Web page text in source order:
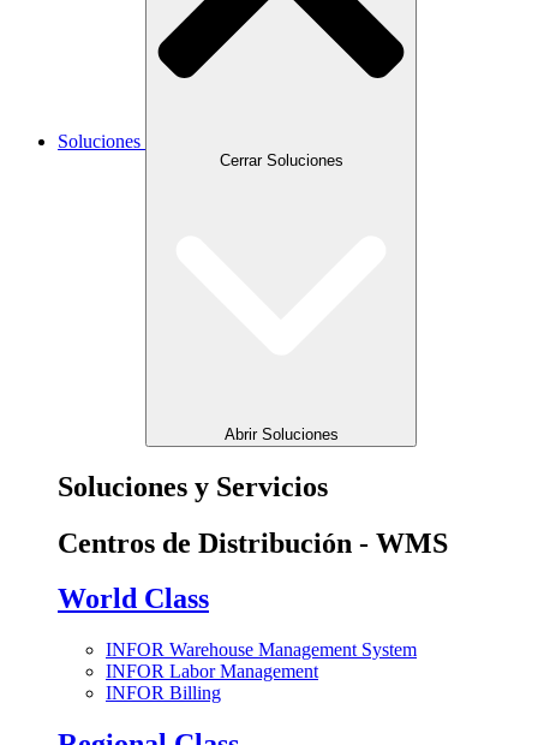
Soluciones
Cerrar Soluciones
Abrir Soluciones
Soluciones y Servicios
Centros de Distribución - WMS
World Class
INFOR Warehouse Management System
INFOR Labor Management
INFOR Billing